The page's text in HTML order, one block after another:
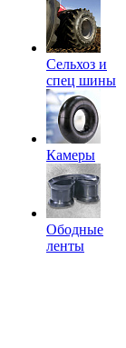
Сельхоз и
спец шины
Камеры
Ободные
ленты